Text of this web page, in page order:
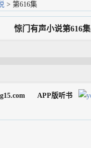
> 第616集
惊门有声小说第616集
APP版听书